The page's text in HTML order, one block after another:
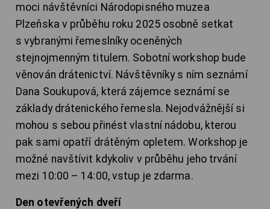
moci návštěvníci Národopisného muzea
Plzeňska v průběhu roku 2025 osobně setkat
s vybranými řemeslníky oceněných
stejnojmenným titulem. Sobotní workshop bude
věnován drátenictví. Návštěvníky s ním seznámí
Dana Soukupová, která zájemce seznámí se
základy drátenického řemesla. Nejodvážnější si
mohou s sebou přinést vlastní nádobu, kterou
pak sami opatří drátěným opletem. Workshop je
možné navštívit kdykoliv v průběhu jeho trvání
mezi 10:00 – 14:00, vstup je zdarma.
Den otevřených dveří